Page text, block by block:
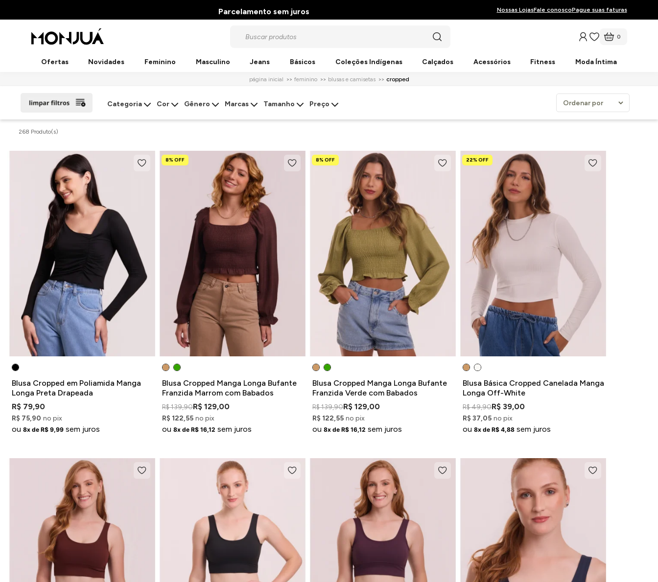
Parcelamento sem juros Nossas LojasFale conoscoPague suas faturas
0
Ofertas Novidades Feminino Masculino Jeans Básicos Coleções Indígenas Calçados Acessórios Fitness Moda Íntima
página inicial feminino blusas e camisetas cropped
Categoria Cor Gênero Marcas Tamanho Preço
268 Produto(s)
Blusa Cropped em Poliamida Manga
Longa Preta Drapeada
R$ 79,90
R$ 75,90 no pix
ou8x de R$ 9,99 sem juros
8% OFF
Blusa Cropped Manga Longa Bufante
Franzida Marrom com Babados
R$ 139,90R$ 129,00
R$ 122,55 no pix
ou8x de R$ 16,12 sem juros
8% OFF
Blusa Cropped Manga Longa Bufante
Franzida Verde com Babados
R$ 139,90R$ 129,00
R$ 122,55 no pix
ou8x de R$ 16,12 sem juros
22% OFF
Blusa Básica Cropped Canelada Manga
Longa Off-White
R$ 49,90R$ 39,00
R$ 37,05 no pix
ou8x de R$ 4,88 sem juros